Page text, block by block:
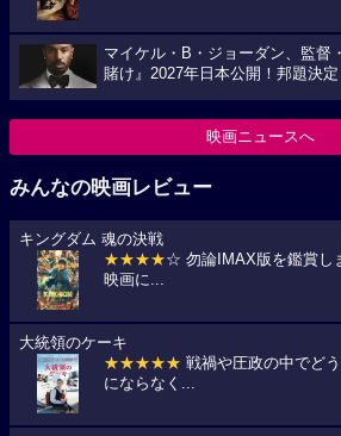
マイケル・B・ジョーダン、監督
賭け』2027年日本公開！邦題決定
映画ニュースへ
みんなの映画レビュー
キングダム 魂の決戦
★★★★☆ 勿論IMAX版を鑑賞し
映画に...
大統領のケーキ
★★★★★ 戦禍や圧政の中でど
にならなく...